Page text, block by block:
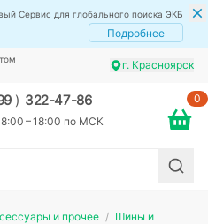
Сервис для глобального поиска ЭКБ
Подробнее
г. Красноярск
) 322-47-86
– 18:00 по МСК
0
и прочее
Шины и